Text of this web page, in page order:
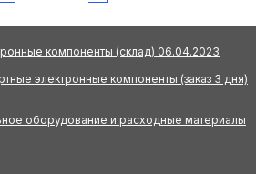
компоненты (склад) 06.04.2023
электронные компоненты (заказ 3 дня)
оборудование и расходные материалы